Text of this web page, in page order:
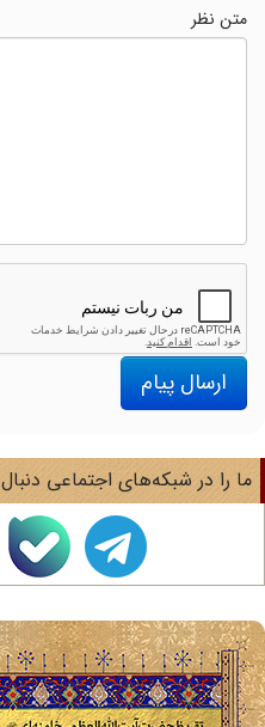
متن نظر
ارسال پیام
را در شبکه‌های اجتماعی دنبال